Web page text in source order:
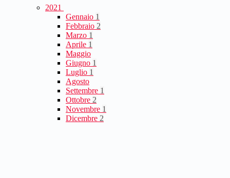
2021
Gennaio 1
Febbraio 2
Marzo 1
Aprile 1
Maggio
Giugno 1
Luglio 1
Agosto
Settembre 1
Ottobre 2
Novembre 1
Dicembre 2